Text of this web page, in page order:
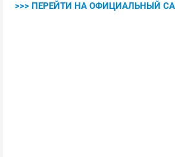
>>> ПЕРЕЙТИ НА ОФИЦИАЛЬНЫЙ